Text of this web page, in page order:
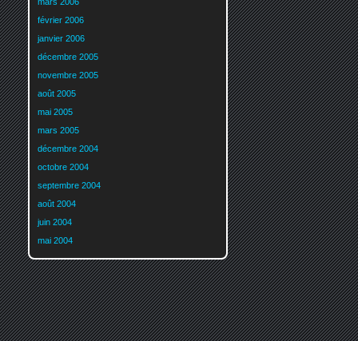
février 2006
janvier 2006
décembre 2005
novembre 2005
août 2005
mai 2005
mars 2005
décembre 2004
octobre 2004
septembre 2004
août 2004
juin 2004
mai 2004